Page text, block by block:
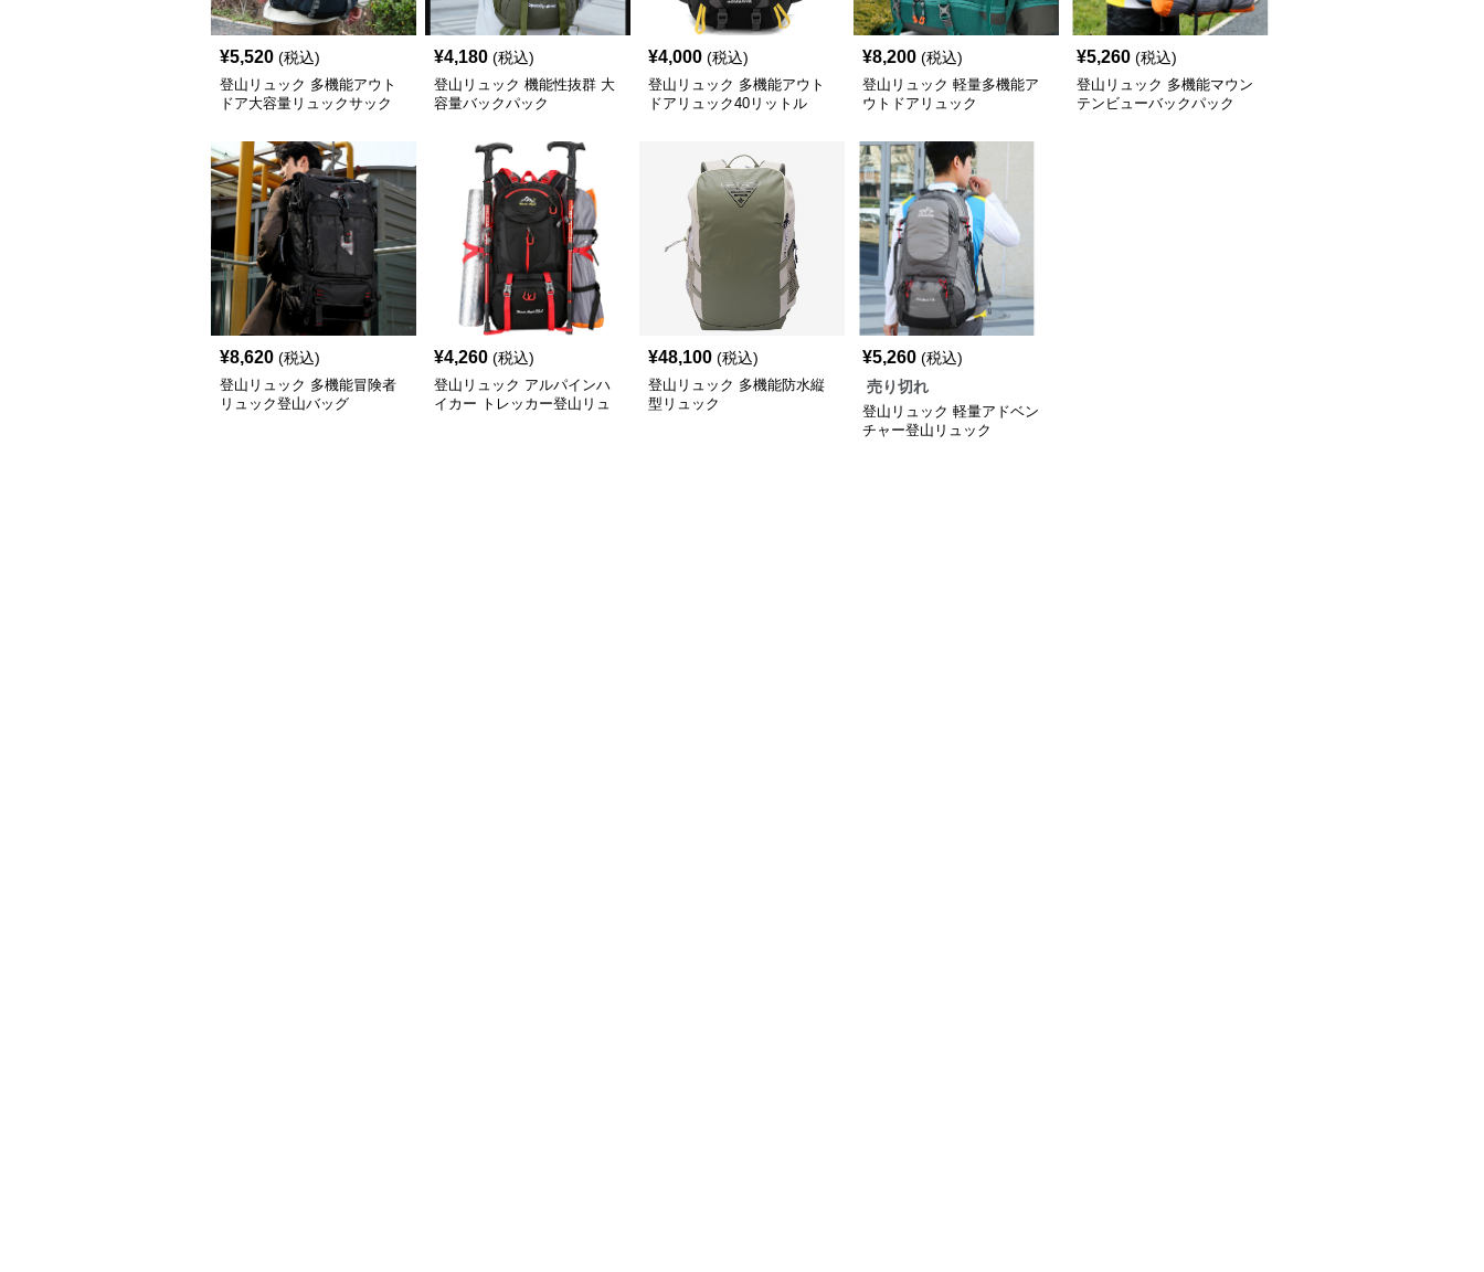
¥5,520 (税込)
登山リュック 多機能アウト
ドア大容量リュックサック
¥4,180 (税込)
登山リュック 機能性抜群 大
容量バックパック
¥4,000 (税込)
登山リュック 多機能アウト
ドアリュック40リットル
¥8,200 (税込)
登山リュック 軽量多機能ア
ウトドアリュック
¥5,260 (税込)
登山リュック 多機能マウン
テンビューバックパック
¥8,620 (税込)
登山リュック 多機能冒険者
リュック登山バッグ
¥4,260 (税込)
登山リュック アルパインハ
イカー トレッカー登山リュ
¥48,100 (税込)
登山リュック 多機能防水縦
型リュック
¥5,260 (税込)
売り切れ
登山リュック 軽量アドベン
チャー登山リュック